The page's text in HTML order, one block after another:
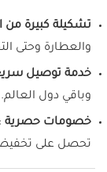
تشكيلة كبيرة من
والعطارة وحتى
خدمة توصيل
وباقي دول العالم.
خصومات حصرية
تحصل على